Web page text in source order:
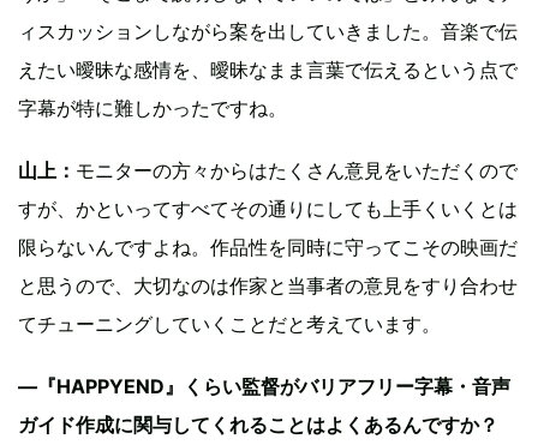
ィスカッションしながら案を出していきました。音楽で伝
えたい曖昧な感情を、曖昧なまま言葉で伝えるという点で
字幕が特に難しかったですね。
山上： モニターの方々からはたくさん意見をいただくので
すが、かといってすべてその通りにしても上手くいくとは
限らないんですよね。作品性を同時に守ってこその映画だ
と思うので、大切なのは作家と当事者の意見をすり合わせ
てチューニングしていくことだと考えています。
—『HAPPYEND』くらい監督がバリアフリー字幕・音声
ガイド作成に関与してくれることはよくあるんですか？